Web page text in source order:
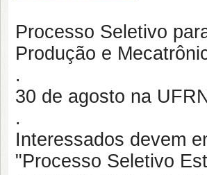
Processo Seletivo
Produção e
.
30 de agosto na
.
Interessados devem
"Processo Seletivo